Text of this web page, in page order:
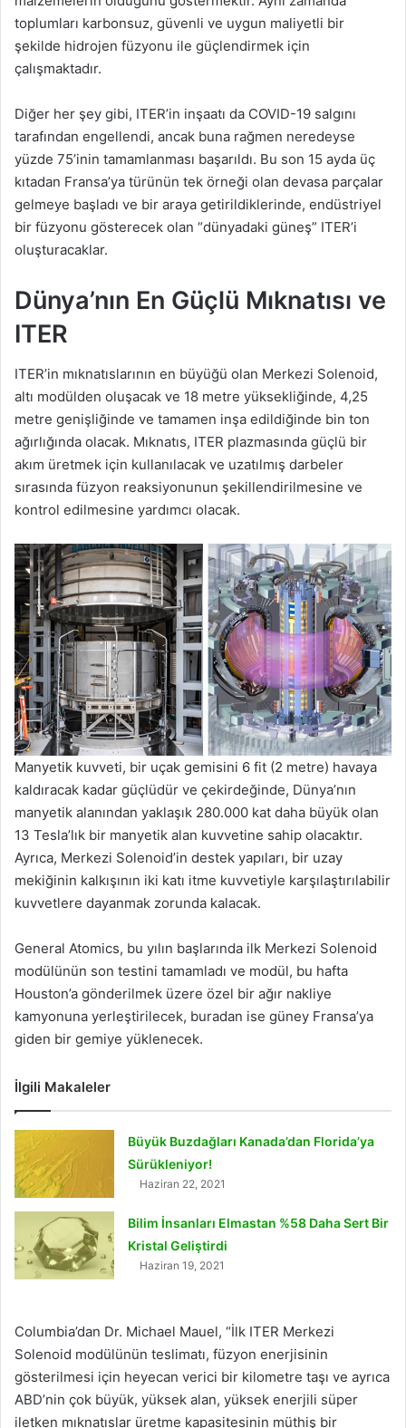
toplumları karbonsuz, güvenli ve uygun maliyetli bir
şekilde hidrojen füzyonu ile güçlendirmek için
çalışmaktadır.
Diğer her şey gibi, ITER’in inşaatı da COVID-19 salgını
tarafından engellendi, ancak buna rağmen neredeyse
yüzde 75’inin tamamlanması başarıldı. Bu son 15 ayda üç
kıtadan Fransa’ya türünün tek örneği olan devasa parçalar
gelmeye başladı ve bir araya getirildiklerinde, endüstriyel
bir füzyonu gösterecek olan “dünyadaki güneş” ITER’i
oluşturacaklar.
Dünya’nın En Güçlü Mıknatısı ve
ITER
ITER’in mıknatıslarının en büyüğü olan Merkezi Solenoid,
altı modülden oluşacak ve 18 metre yüksekliğinde, 4,25
metre genişliğinde ve tamamen inşa edildiğinde bin ton
ağırlığında olacak. Mıknatıs, ITER plazmasında güçlü bir
akım üretmek için kullanılacak ve uzatılmış darbeler
sırasında füzyon reaksiyonunun şekillendirilmesine ve
kontrol edilmesine yardımcı olacak.
Manyetik kuvveti, bir uçak gemisini 6 fit (2 metre) havaya
kaldıracak kadar güçlüdür ve çekirdeğinde, Dünya’nın
manyetik alanından yaklaşık 280.000 kat daha büyük olan
13 Tesla’lık bir manyetik alan kuvvetine sahip olacaktır.
Ayrıca, Merkezi Solenoid’in destek yapıları, bir uzay
mekiğinin kalkışının iki katı itme kuvvetiyle karşılaştırılabilir
kuvvetlere dayanmak zorunda kalacak.
General Atomics, bu yılın başlarında ilk Merkezi Solenoid
modülünün son testini tamamladı ve modül, bu hafta
Houston’a gönderilmek üzere özel bir ağır nakliye
kamyonuna yerleştirilecek, buradan ise güney Fransa’ya
giden bir gemiye yüklenecek.
İlgili Makaleler
Büyük Buzdağları Kanada’dan Florida’ya
Sürükleniyor!
Haziran 22, 2021
Bilim İnsanları Elmastan %58 Daha Sert Bir
Kristal Geliştirdi
Haziran 19, 2021
Columbia’dan Dr. Michael Mauel, “İlk ITER Merkezi
Solenoid modülünün teslimatı, füzyon enerjisinin
gösterilmesi için heyecan verici bir kilometre taşı ve ayrıca
ABD’nin çok büyük, yüksek alan, yüksek enerjili süper
iletken mıknatıslar üretme kapasitesinin müthiş bir